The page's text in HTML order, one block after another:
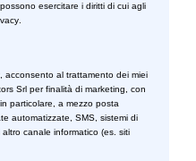
esercitare i diritti di cui agli
.
, acconsento al trattamento dei miei
Srl per finalità di marketing, con
particolare, a mezzo posta
automatizzate, SMS, sistemi di
canale informatico (es. siti